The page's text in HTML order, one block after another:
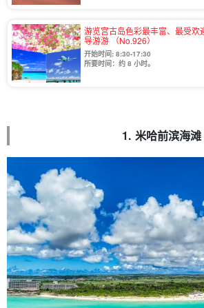
游览宫古岛色彩最丰富、最受
导游游 （No.926）
开始时间: 8:30-17:30
所要时间：约 8 小时。
1. 米哈前滨海滩